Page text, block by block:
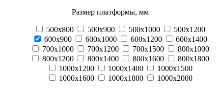
Размер платформы, мм
500х800 500х900 500х1000
500х1200
600х900
600х1000 600х1200
600х1400
700х1000
700х1200 700х1500
800х1000
800х1200
800х1400 800х1600
800х1800
1000х1200
1000х1400
1000х1500
1000х1600
1000х1800 1000х2000